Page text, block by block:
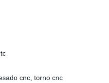
cnc, torno cnc